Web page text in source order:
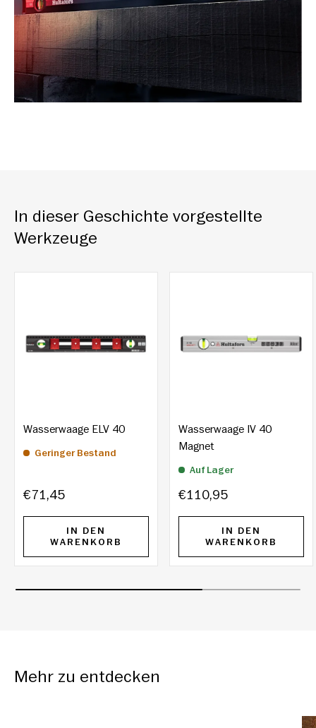
In dieser Geschichte vorgestellte
Werkzeuge
Wasserwaage ELV 40
Geringer Bestand
€71,45
IN DEN
WARENKORB
Wasserwaage IV 40
Magnet
Auf Lager
€110,95
IN DEN
WARENKORB
Mehr zu entdecken